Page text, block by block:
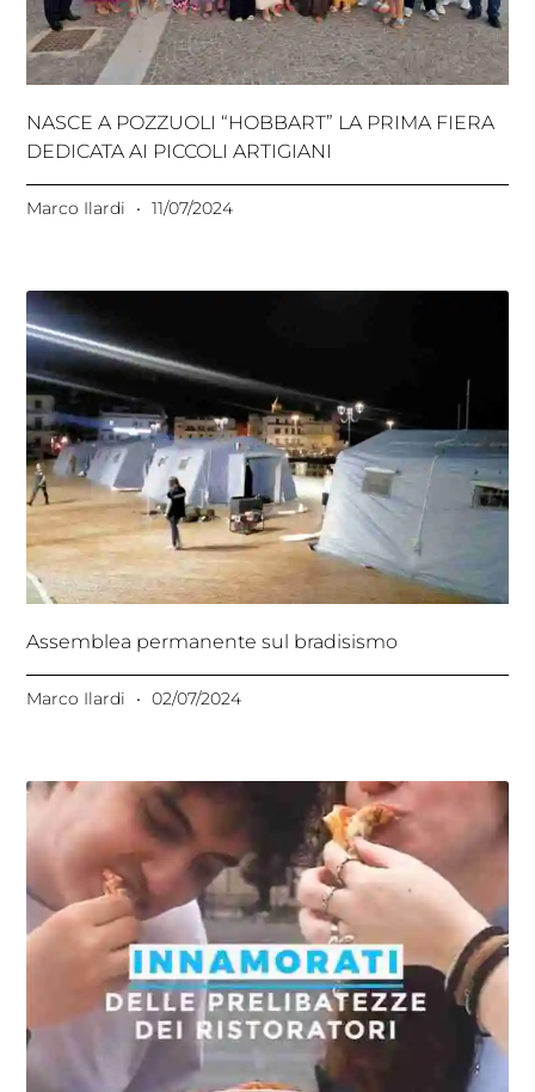
NASCE A POZZUOLI “HOBBART” LA PRIMA FIERA
DEDICATA AI PICCOLI ARTIGIANI
Marco Ilardi 11/07/2024
Assemblea permanente sul bradisismo
Marco Ilardi 02/07/2024